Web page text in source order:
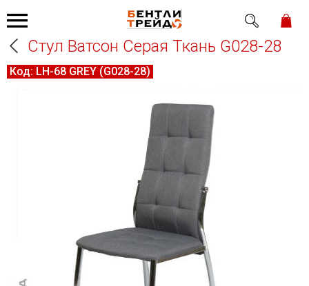
Стул Ватсон Серая Ткань G028-28
Код: LH-68 GREY (G028-28)